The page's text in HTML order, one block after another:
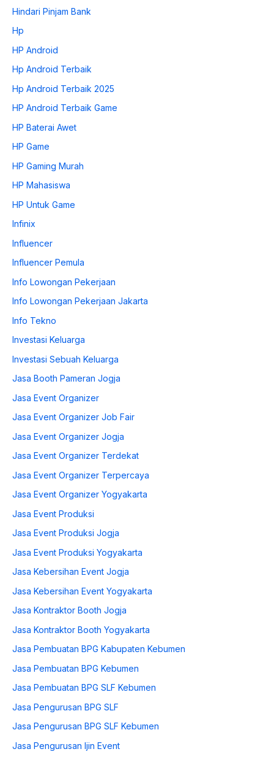
Hindari Pinjam Bank
Hp
HP Android
Hp Android Terbaik
Hp Android Terbaik 2025
HP Android Terbaik Game
HP Baterai Awet
HP Game
HP Gaming Murah
HP Mahasiswa
HP Untuk Game
Infinix
Influencer
Influencer Pemula
Info Lowongan Pekerjaan
Info Lowongan Pekerjaan Jakarta
Info Tekno
Investasi Keluarga
Investasi Sebuah Keluarga
Jasa Booth Pameran Jogja
Jasa Event Organizer
Jasa Event Organizer Job Fair
Jasa Event Organizer Jogja
Jasa Event Organizer Terdekat
Jasa Event Organizer Terpercaya
Jasa Event Organizer Yogyakarta
Jasa Event Produksi
Jasa Event Produksi Jogja
Jasa Event Produksi Yogyakarta
Jasa Kebersihan Event Jogja
Jasa Kebersihan Event Yogyakarta
Jasa Kontraktor Booth Jogja
Jasa Kontraktor Booth Yogyakarta
Jasa Pembuatan BPG Kabupaten Kebumen
Jasa Pembuatan BPG Kebumen
Jasa Pembuatan BPG SLF Kebumen
Jasa Pengurusan BPG SLF
Jasa Pengurusan BPG SLF Kebumen
Jasa Pengurusan Ijin Event